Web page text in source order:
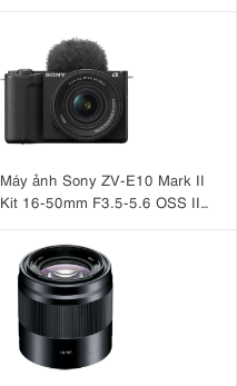
Máy ảnh Sony ZV-E10 Mark II
Kit 16-50mm F3.5-5.6 OSS II